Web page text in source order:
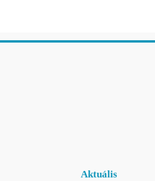
Aktuális